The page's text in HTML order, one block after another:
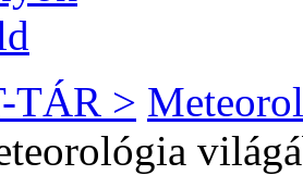
TÁR >